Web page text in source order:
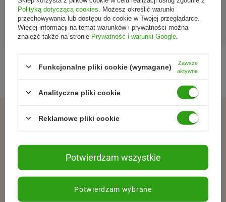
DODATKU CUKRÓW
JABŁKO - TRUSKAWKA BIO
150 g - BIOMINKI
18,98 zł
BEZ ŻELATYNY, BEZ
DODATKU CUKRÓW
JABŁKO - TRUSKAWKA BIO
90 g
11,08 zł
Dołącz do tych, którzy
wybierają świadomie.
Zapisz się do newslettera i otrzymuj informacje o
promocjach, nowościach oraz inspiracjach ze świata
Polityką dotyczącą cookies . Możesz określić warunki
przechowywania lub dostępu do cookie w Twojej przeglądarce.
Więcej informacji na temat warunków i prywatności można
znaleźć także na stronie Prywatność i warunki Google
Funkcjonalne pliki cookie (wymagane)
Zawsze
aktywne
Analityczne pliki cookie
Reklamowe pliki cookie
Potwierdzam wybrane
Potwierdzam wszystkie